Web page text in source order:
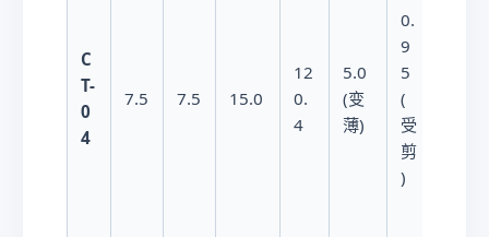
C
T-
0
4
7.5 7.5 15.0
12
0.
4
5.0
(变
薄)
0.
9
5
(
受
剪
)